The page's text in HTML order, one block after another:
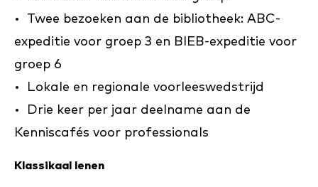
• Twee bezoeken aan de bibliotheek: ABC-
expeditie voor groep 3 en BIEB-expeditie voor
groep 6
• Lokale en regionale voorleeswedstrijd
• Drie keer per jaar deelname aan de
Kenniscafés voor professionals
Klassikaal lenen